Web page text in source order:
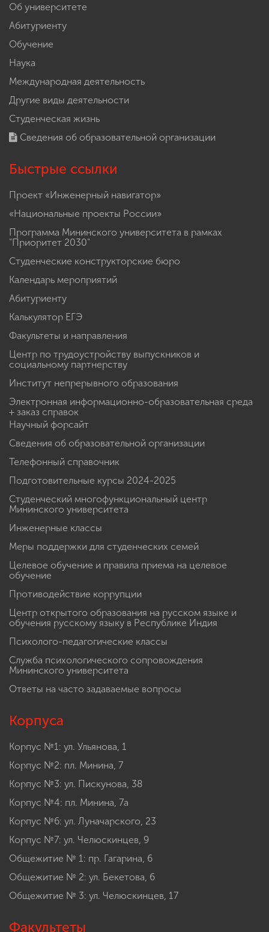
Об университете
Абитуриенту
Обучение
Наука
Международная деятельность
Другие виды деятельности
Студенческая жизнь
Сведения об образовательной организации
Быстрые ссылки
Проект «Инженерный навигатор»
«Национальные проекты России»
Программа Мининского университета в рамках
"Приоритет 2030"
Студенческие конструкторские бюро
Календарь мероприятий
Абитуриенту
Калькулятор ЕГЭ
Факультеты и направления
Центр по трудоустройству выпускников и
социальному партнерству
Институт непрерывного образования
Электронная информационно-образовательная среда
+ заказ справок
Научный форсайт
Сведения об образовательной организации
Телефонный справочник
Подготовительные курсы 2024-2025
Студенческий многофункциональный центр
Мининского университета
Инженерные классы
Меры поддержки для студенческих семей
Целевое обучение и правила приема на целевое
обучение
Противодействие коррупции
Центр открытого образования на русском языке и
обучения русскому языку в Республике Индия
Психолого-педагогические классы
Служба психологического сопровождения
Мининского университета
Ответы на часто задаваемые вопросы
Корпуса
Корпус №1: ул. Ульянова, 1
Корпус №2: пл. Минина, 7
Корпус №3: ул. Пискунова, 38
Корпус №4: пл. Минина, 7а
Корпус №6: ул. Луначарского, 23
Корпус №7: ул. Челюскинцев, 9
Общежитие № 1: пр. Гагарина, 6
Общежитие № 2: ул. Бекетова, 6
Общежитие № 3: ул. Челюскинцев, 17
Факультеты